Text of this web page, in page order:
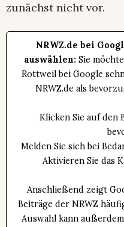
zunächst nicht vor.
NRWZ.de bei
auswählen: Sie
Rottweil bei Google
NRWZ.de als
Klicken Sie auf den
Melden Sie sich bei
Aktivieren Sie das
Anschließend zeigt
Beiträge der NRWZ
Auswahl kann